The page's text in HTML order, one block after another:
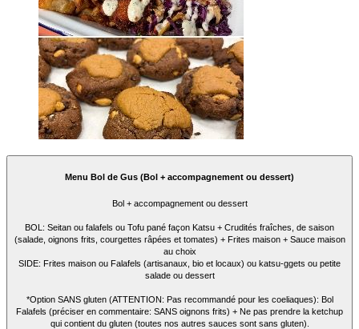
Menu Bol de Gus (Bol + accompagnement ou dessert)
Bol + accompagnement ou dessert
BOL: Seitan ou falafels ou Tofu pané façon Katsu + Crudités fraîches, de saison
(salade, oignons frits, courgettes râpées et tomates) + Frites maison + Sauce maison
au choix
SIDE: Frites maison ou Falafels (artisanaux, bio et locaux) ou katsu-ggets ou petite
salade ou dessert
*Option SANS gluten (ATTENTION: Pas recommandé pour les coeliaques): Bol
Falafels (préciser en commentaire: SANS oignons frits) + Ne pas prendre la ketchup
qui contient du gluten (toutes nos autres sauces sont sans gluten).